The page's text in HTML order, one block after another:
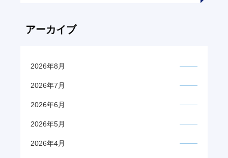
アーカイブ
2026年8月
2026年7月
2026年6月
2026年5月
2026年4月